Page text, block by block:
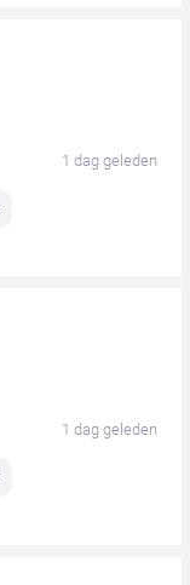
1 dag geleden
1 dag geleden